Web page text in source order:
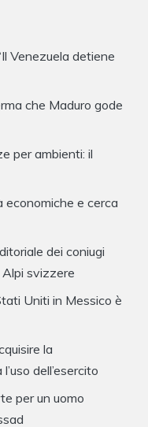
Venezuela detiene
che Maduro gode
per ambienti: il
e cerca
dei coniugi
svizzere
Uniti in Messico è
la
dell’esercito
per un uomo